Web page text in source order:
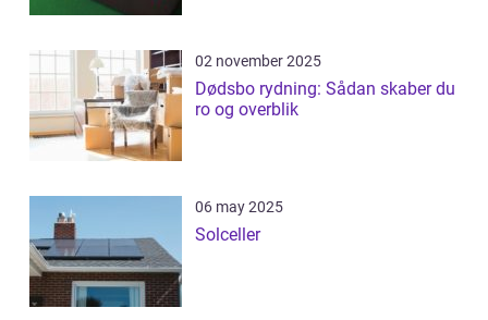
02 november 2025
Dødsbo rydning: Sådan skaber du
ro og overblik
06 may 2025
Solceller